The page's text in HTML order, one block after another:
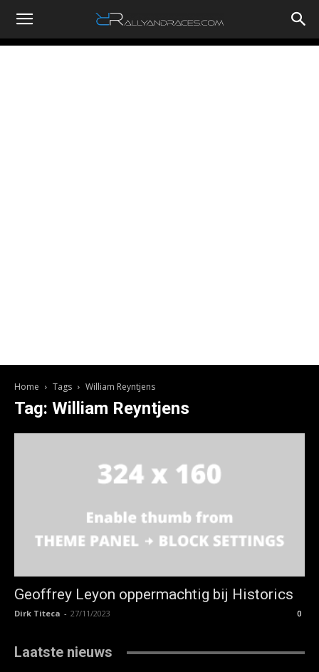
RallyandRaces.com
Home Tags William Reyntjens
Tag: William Reyntjens
Geoffrey Leyon oppermachtig bij Historics
Dirk Titeca - 27/11/2023 0
Laatste nieuws